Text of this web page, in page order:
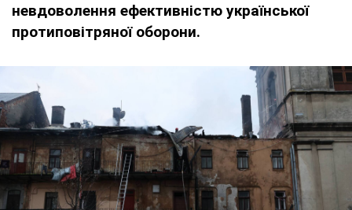
невдоволення ефективністю української
протиповітряної оборони.